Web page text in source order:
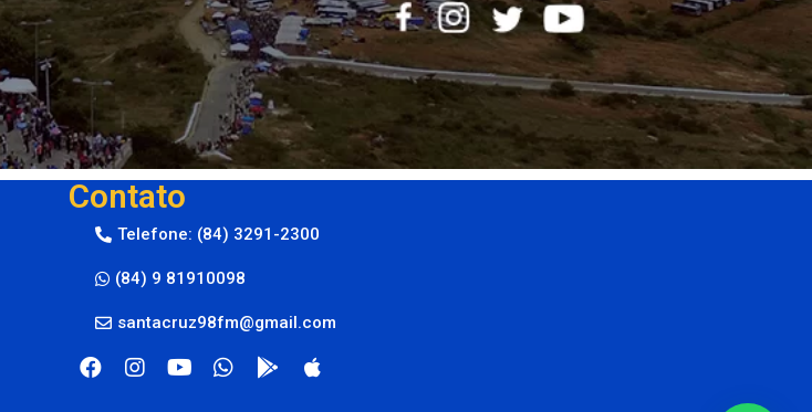
Contato
Telefone: (84) 3291-2300
(84) 9 81910098
santacruz98fm@gmail.com